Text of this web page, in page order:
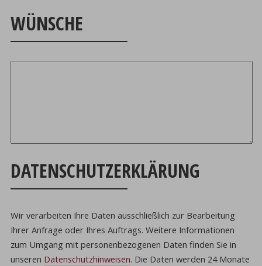
WÜNSCHE
DATENSCHUTZERKLÄRUNG
Wir verarbeiten Ihre Daten ausschließlich zur Bearbeitung
Ihrer Anfrage oder Ihres Auftrags.Weitere Informationen
zum Umgang mit personenbezogenen Daten finden Sie in
unseren Datenschutzhinweisen. Die Daten werden 24 Monate